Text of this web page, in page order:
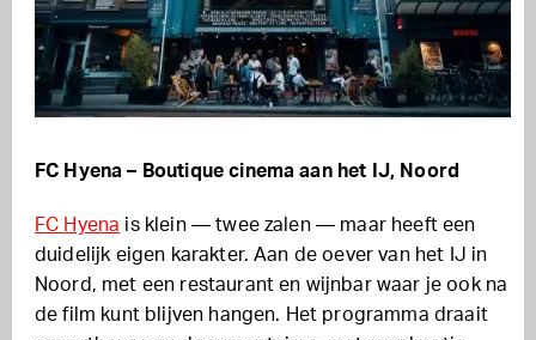
FC Hyena – Boutique cinema aan het IJ, Noord
FC Hyena is klein — twee zalen — maar heeft een
duidelijk eigen karakter. Aan de oever van het IJ in
Noord, met een restaurant en wijnbar waar je ook na
de film kunt blijven hangen. Het programma draait